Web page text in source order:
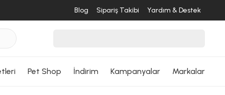
Blog Sipariş Takibi Yardım & Destek
Pet Shop İndirim Kampanyalar Markalar